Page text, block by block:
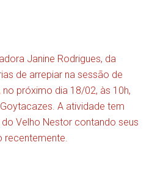
Janine Rodrigues, da
de arrepiar na sessão de
próximo dia 18/02, às 10h,
A atividade tem
Velho Nestor contando seus
recentemente.